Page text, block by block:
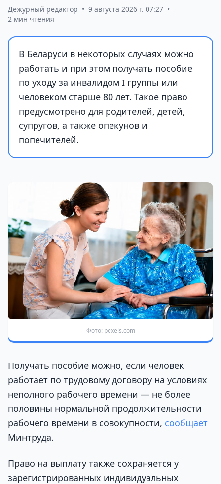
Дежурный редактор • 9 августа 2026 г. 07:27 •
2 мин чтения
В Беларуси в некоторых случаях можно
работать и при этом получать пособие
по уходу за инвалидом I группы или
человеком старше 80 лет. Такое право
предусмотрено для родителей, детей,
супругов, а также опекунов и
попечителей.
Фото: pexels.com
Получать пособие можно, если человек
работает по трудовому договору на условиях
неполного рабочего времени — не более
половины нормальной продолжительности
рабочего времени в совокупности, сообщает
Минтруда.
Право на выплату также сохраняется у
зарегистрированных индивидуальных